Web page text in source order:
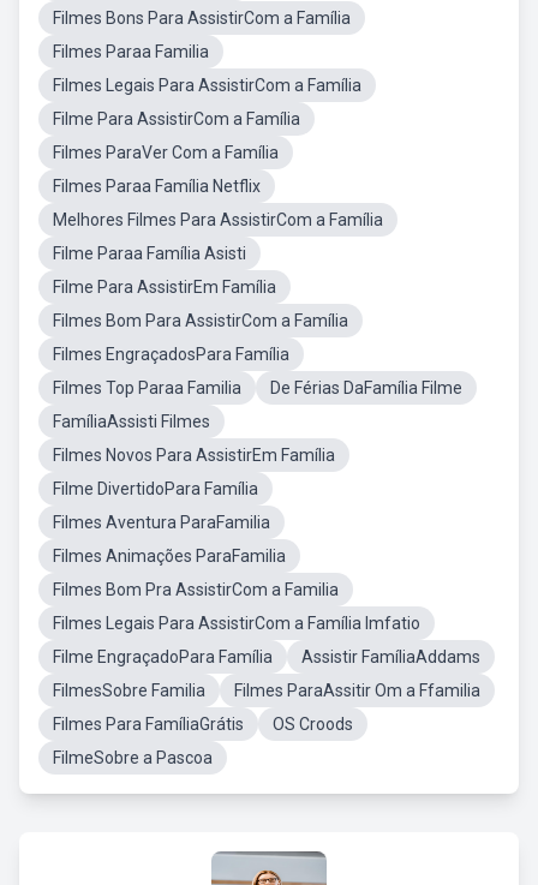
Filmes Bons Para AssistirCom a Família
Filmes Paraa Familia
Filmes Legais Para AssistirCom a Família
Filme Para AssistirCom a Família
Filmes ParaVer Com a Família
Filmes Paraa Família Netflix
Melhores Filmes Para AssistirCom a Família
Filme Paraa Família Asisti
Filme Para AssistirEm Família
Filmes Bom Para AssistirCom a Família
Filmes EngraçadosPara Família
Filmes Top Paraa Familia
De Férias DaFamília Filme
FamíliaAssisti Filmes
Filmes Novos Para AssistirEm Família
Filme DivertidoPara Família
Filmes Aventura ParaFamilia
Filmes Animações ParaFamilia
Filmes Bom Pra AssistirCom a Familia
Filmes Legais Para AssistirCom a Família Imfatio
Filme EngraçadoPara Família
Assistir FamíliaAddams
FilmesSobre Familia
Filmes ParaAssitir Om a Ffamilia
Filmes Para FamíliaGrátis
OS Croods
FilmeSobre a Pascoa